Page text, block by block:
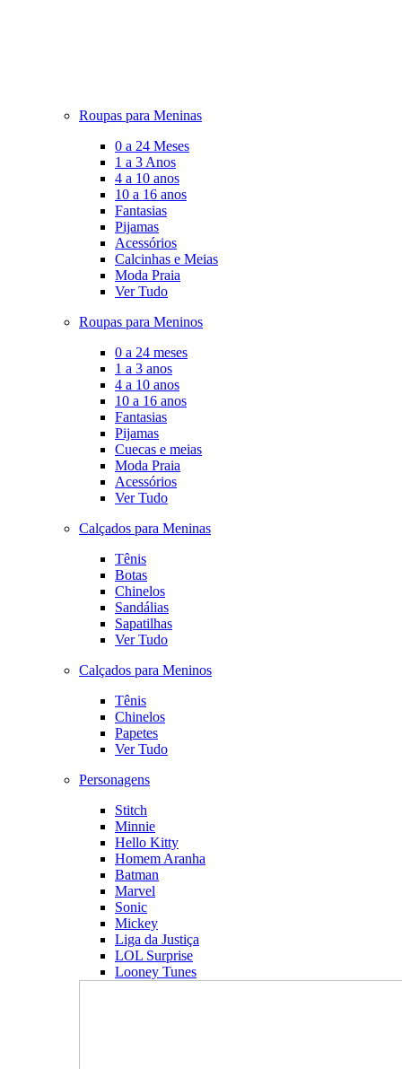
Roupas para Meninas
0 a 24 Meses
1 a 3 Anos
4 a 10 anos
10 a 16 anos
Fantasias
Pijamas
Acessórios
Calcinhas e Meias
Moda Praia
Ver Tudo
Roupas para Meninos
0 a 24 meses
1 a 3 anos
4 a 10 anos
10 a 16 anos
Fantasias
Pijamas
Cuecas e meias
Moda Praia
Acessórios
Ver Tudo
Calçados para Meninas
Tênis
Botas
Chinelos
Sandálias
Sapatilhas
Ver Tudo
Calçados para Meninos
Tênis
Chinelos
Papetes
Ver Tudo
Personagens
Stitch
Minnie
Hello Kitty
Homem Aranha
Batman
Marvel
Sonic
Mickey
Liga da Justiça
LOL Surprise
Looney Tunes